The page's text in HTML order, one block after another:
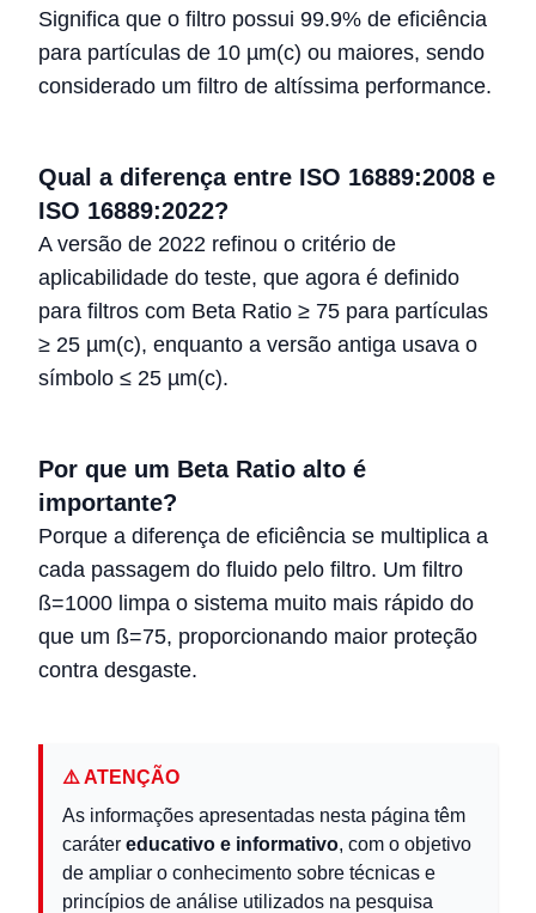
Significa que o filtro possui 99.9% de eficiência
para partículas de 10 µm(c) ou maiores, sendo
considerado um filtro de altíssima performance.
Qual a diferença entre ISO 16889:2008 e
ISO 16889:2022?
A versão de 2022 refinou o critério de
aplicabilidade do teste, que agora é definido
para filtros com Beta Ratio ≥ 75 para partículas
≥ 25 µm(c), enquanto a versão antiga usava o
símbolo ≤ 25 µm(c).
Por que um Beta Ratio alto é
importante?
Porque a diferença de eficiência se multiplica a
cada passagem do fluido pelo filtro. Um filtro
ß=1000 limpa o sistema muito mais rápido do
que um ß=75, proporcionando maior proteção
contra desgaste.
⚠️ ATENÇÃO
As informações apresentadas nesta página têm
caráter educativo e informativo, com o objetivo
de ampliar o conhecimento sobre técnicas e
princípios de análise utilizados na pesquisa